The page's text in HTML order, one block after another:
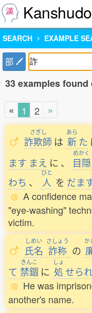
Kanshudo
SEARCH EXAMPLE
部
33 examples
« 1 2 »
さぎし
詐欺師 は
あら
新た
ます まえ に 、
めかく
目隠
わち 、
ひと
人 を だま
A confidence
"eye-washing"
victim.
しめい
氏名
さしょう
詐称 の
か
て
きんこ
禁錮 に
しょ
処せら
He was
another's name.